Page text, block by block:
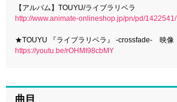
【アルバム】TOUYU/ライブラリベラ
http://www.animate-onlineshop.jp/pn/pd/1422541/
★TOUYU 『ライブラリベラ』 -crossfade- 映像
https://youtu.be/rOHMI98cbMY
曲目